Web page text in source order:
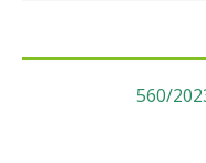
560/